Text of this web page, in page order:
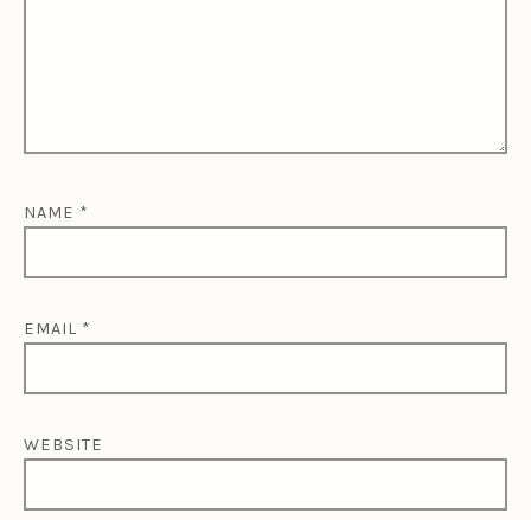
NAME *
EMAIL *
WEBSITE